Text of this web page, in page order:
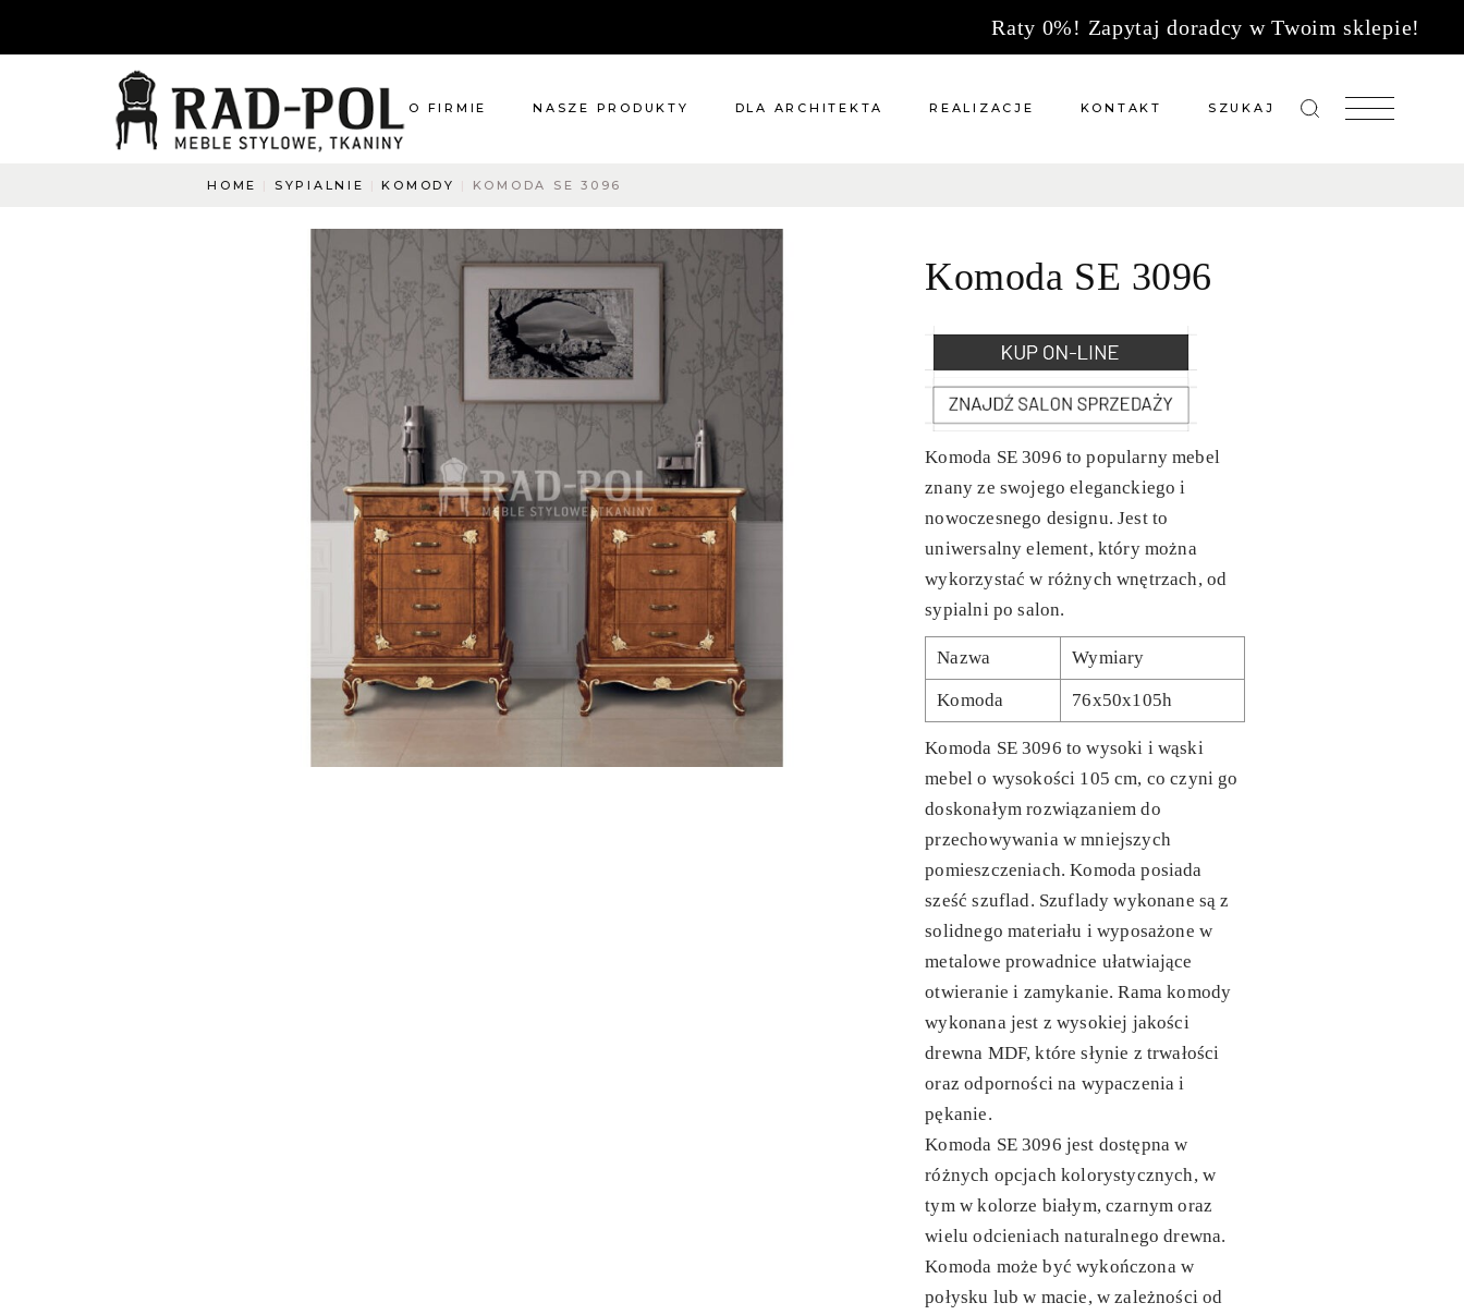
Raty 0%! Zapytaj doradcy w Twoim sklepie!
O FIRMIE
Blog
Aktualności
O co pytacie?
Napisz do nas
NASZE PRODUKTY
Pomieszczenia
Oświetlenie
Renowacje
Kuchnie
Dodatki
Katalog
DLA ARCHITEKTA REALIZACJE KONTAKT
Kuchnie
SZUKAJ
HOME SYPIALNIE KOMODY KOMODA SE 3096
Komoda SE 3096
Komoda SE 3096 to popularny mebel
znany ze swojego eleganckiego i
nowoczesnego designu. Jest to
uniwersalny element, który można
wykorzystać w różnych wnętrzach, od
sypialni po salon.
Nazwa Wymiary
Komoda 76x50x105h
Komoda SE 3096 to wysoki i wąski
mebel o wysokości 105 cm, co czyni go
doskonałym rozwiązaniem do
przechowywania w mniejszych
pomieszczeniach. Komoda posiada
sześć szuflad. Szuflady wykonane są z
solidnego materiału i wyposażone w
metalowe prowadnice ułatwiające
otwieranie i zamykanie. Rama komody
wykonana jest z wysokiej jakości
drewna MDF, które słynie z trwałości
oraz odporności na wypaczenia i
pękanie.
Komoda SE 3096 jest dostępna w
różnych opcjach kolorystycznych, w
tym w kolorze białym, czarnym oraz
wielu odcieniach naturalnego drewna.
Komoda może być wykończona w
połysku lub w macie, w zależności od